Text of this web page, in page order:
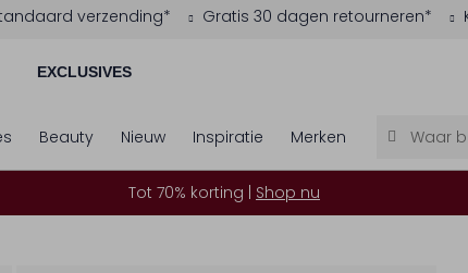
verzending* Gratis 30 dagen retourneren*
EXCLUSIVES
Beauty Nieuw Inspiratie Merken
Tot 70% korting | Shop nu